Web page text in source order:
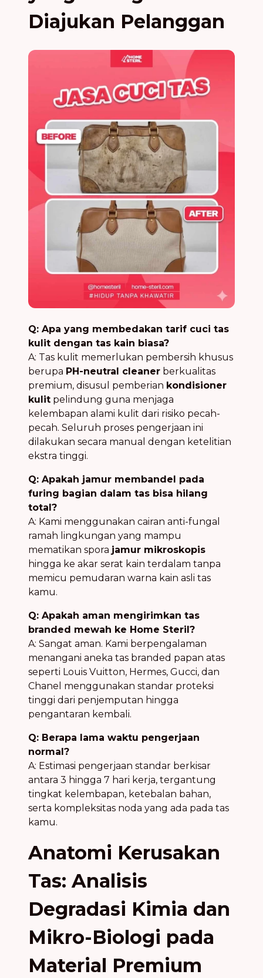
Diajukan Pelanggan
Q: Apa yang membedakan tarif cuci tas
kulit dengan tas kain biasa?
A: Tas kulit memerlukan pembersih khusus
berupa PH-neutral cleaner berkualitas
premium, disusul pemberian kondisioner
kulit pelindung guna menjaga
kelembapan alami kulit dari risiko pecah-
pecah. Seluruh proses pengerjaan ini
dilakukan secara manual dengan ketelitian
ekstra tinggi.
Q: Apakah jamur membandel pada
furing bagian dalam tas bisa hilang
total?
A: Kami menggunakan cairan anti-fungal
ramah lingkungan yang mampu
mematikan spora jamur mikroskopis
hingga ke akar serat kain terdalam tanpa
memicu pemudaran warna kain asli tas
kamu.
Q: Apakah aman mengirimkan tas
branded mewah ke Home Steril?
A: Sangat aman. Kami berpengalaman
menangani aneka tas branded papan atas
seperti Louis Vuitton, Hermes, Gucci, dan
Chanel menggunakan standar proteksi
tinggi dari penjemputan hingga
pengantaran kembali.
Q: Berapa lama waktu pengerjaan
normal?
A: Estimasi pengerjaan standar berkisar
antara 3 hingga 7 hari kerja, tergantung
tingkat kelembapan, ketebalan bahan,
serta kompleksitas noda yang ada pada tas
kamu.
Anatomi Kerusakan
Tas: Analisis
Degradasi Kimia dan
Mikro-Biologi pada
Material Premium